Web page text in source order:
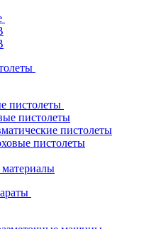
пистолеты
пистолеты
пистолеты
пистолеты